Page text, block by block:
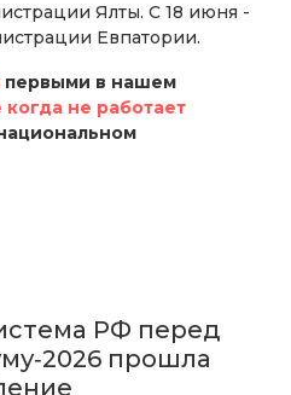
Ялты. С 18 июня -
Евпатории.
первыми в нашем
не работает
РФ перед
прошла